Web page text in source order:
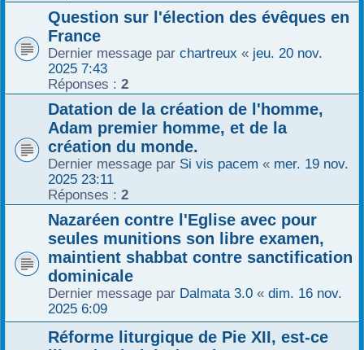
Question sur l'élection des évêques en
France
Dernier message par chartreux « jeu. 20 nov.
2025 7:43
Réponses : 2
Datation de la création de l'homme,
Adam premier homme, et de la
création du monde.
Dernier message par Si vis pacem « mer. 19 nov.
2025 23:11
Réponses : 2
Nazaréen contre l'Eglise avec pour
seules munitions son libre examen,
maintient shabbat contre sanctification
dominicale
Dernier message par Dalmata 3.0 « dim. 16 nov.
2025 6:09
Réforme liturgique de Pie XII, est-ce